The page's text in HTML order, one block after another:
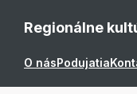
Regionálne
O násPodujatia